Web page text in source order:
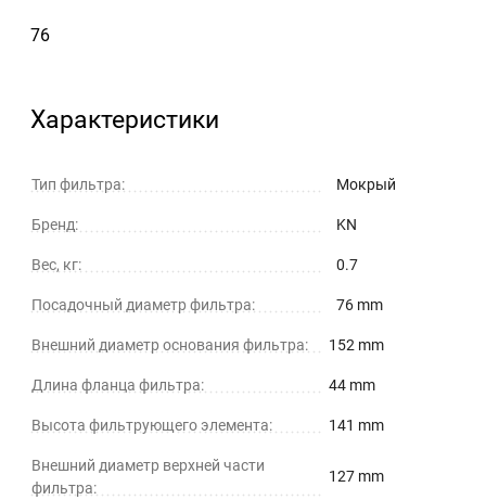
76
Характеристики
Тип фильтра: Мокрый
Бренд: KN
Вес, кг: 0.7
Посадочный диаметр фильтра: 76 mm
Внешний диаметр основания фильтра: 152 mm
Длина фланца фильтра: 44 mm
Высота фильтрующего элемента: 141 mm
Внешний диаметр верхней части
фильтра:
127 mm